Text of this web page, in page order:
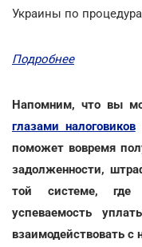
Украины по
Подробнее
Напомним, что вы
глазами налоговиков
поможет вовремя
задолженности,
той системе, где
успеваемость
взаимодействовать с